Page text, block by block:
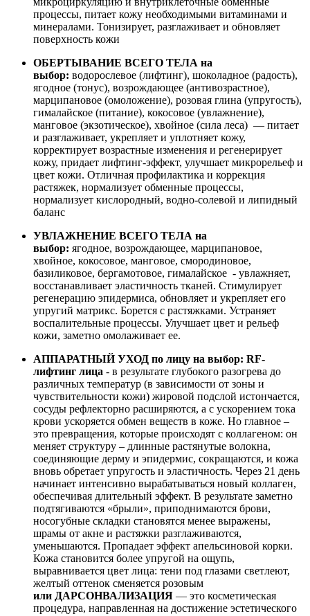
процессы, питает кожу необходимыми витаминами и
минералами. Тонизирует, разглаживает и обновляет
поверхность кожи
ОБЕРТЫВАНИЕ ВСЕГО ТЕЛА на
выбор: водорослевое (лифтинг), шоколадное (радость),
ягодное (тонус), возрождающее (антивозрастное),
марципановое (омоложение), розовая глина (упругость),
гималайское (питание), кокосовое (увлажнение),
манговое (экзотическое), хвойное (сила леса) — питает
и разглаживает, укрепляет и уплотняет кожу,
корректирует возрастные изменения и регенерирует
кожу, придает лифтинг-эффект, улучшает микрорельеф и
цвет кожи. Отличная профилактика и коррекция
растяжек, нормализует обменные процессы,
нормализует кислородный, водно-солевой и липидный
баланс
УВЛАЖНЕНИЕ ВСЕГО ТЕЛА на
выбор: ягодное, возрождающее, марципановое,
хвойное, кокосовое, манговое, смородиновое,
базиликовое, бергамотовое, гималайское - увлажняет,
восстанавливает эластичность тканей. Стимулирует
регенерацию эпидермиса, обновляет и укрепляет его
упругий матрикс. Борется с растяжками. Устраняет
воспалительные процессы. Улучшает цвет и рельеф
кожи, заметно омолаживает ее.
АППАРАТНЫЙ УХОД по лицу на выбор: RF-
лифтинг лица - в результате глубокого разогрева до
различных температур (в зависимости от зоны и
чувствительности кожи) жировой подслой истончается,
сосуды рефлекторно расширяются, а с ускорением тока
крови ускоряется обмен веществ в коже. Но главное –
это превращения, которые происходят с коллагеном: он
меняет структуру – длинные растянутые волокна,
соединяющие дерму и эпидермис, сокращаются, и кожа
вновь обретает упругость и эластичность. Через 21 день
начинает интенсивно вырабатываться новый коллаген,
обеспечивая длительный эффект. В результате заметно
подтягиваются «брыли», приподнимаются брови,
носогубные складки становятся менее выражены,
шрамы от акне и растяжки разглаживаются,
уменьшаются. Пропадает эффект апельсиновой корки.
Кожа становится более упругой на ощупь,
выравнивается цвет лица: тени под глазами светлеют,
желтый оттенок сменяется розовым
или ДАРСОНВАЛИЗАЦИЯ — это косметическая
процедура, направленная на достижение эстетического